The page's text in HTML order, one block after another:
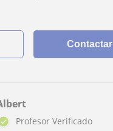
Contactar
Profesor Verificado